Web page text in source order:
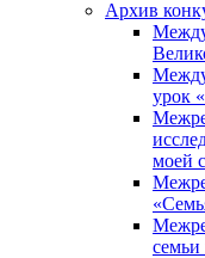
Архив
урок
моей
семьи